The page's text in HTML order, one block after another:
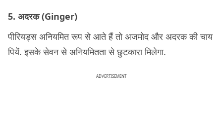
5. अदरक (Ginger)
पीरियड्स अनियमित रूप से आते हैं तो अजमोद और अदरक की चाय
पियें. इसके सेवन से अनियमितता से छुटकारा मिलेगा.
ADVERTISEMENT